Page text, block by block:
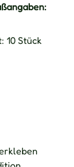
10 Stück